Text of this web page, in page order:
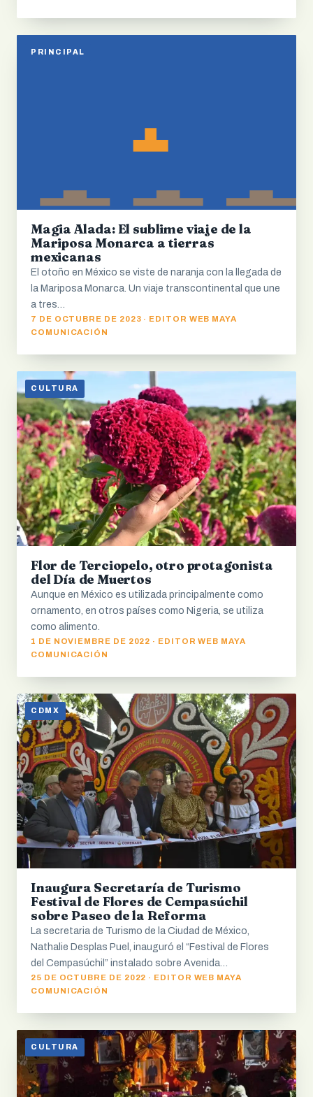
PRINCIPAL
Magia Alada: El sublime viaje de la
Mariposa Monarca a tierras
mexicanas
El otoño en México se viste de naranja con la llegada de
la Mariposa Monarca. Un viaje transcontinental que une
a tres…
7 DE OCTUBRE DE 2023 · EDITOR WEB MAYA
COMUNICACIÓN
CULTURA
Flor de Terciopelo, otro protagonista
del Día de Muertos
Aunque en México es utilizada principalmente como
ornamento, en otros países como Nigeria, se utiliza
como alimento.
1 DE NOVIEMBRE DE 2022 · EDITOR WEB MAYA
COMUNICACIÓN
CDMX
Inaugura Secretaría de Turismo
Festival de Flores de Cempasúchil
sobre Paseo de la Reforma
La secretaria de Turismo de la Ciudad de México,
Nathalie Desplas Puel, inauguró el “Festival de Flores
del Cempasúchil” instalado sobre Avenida…
25 DE OCTUBRE DE 2022 · EDITOR WEB MAYA
COMUNICACIÓN
CULTURA